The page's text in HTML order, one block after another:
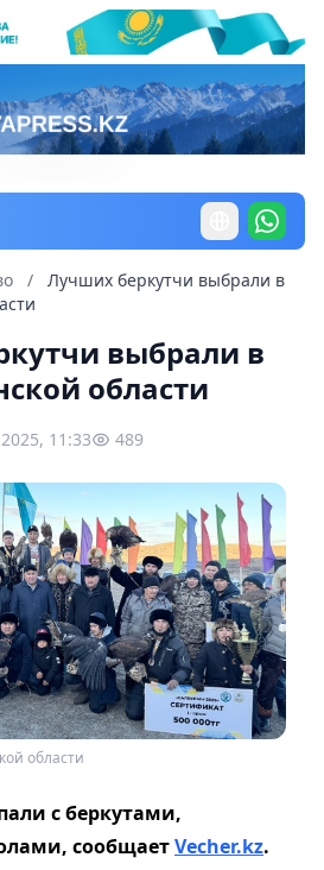
/
Лучших беркутчи выбрали в
выбрали в
области
11:33 489
области
с беркутами,
сообщаетVecher.kz.